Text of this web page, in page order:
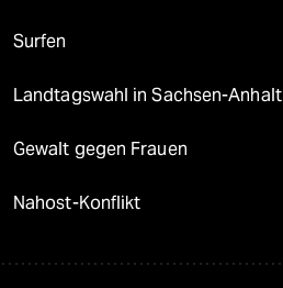
Surfen
Landtagswahl in Sachsen-Anhalt
Gewalt gegen Frauen
Nahost-Konflikt